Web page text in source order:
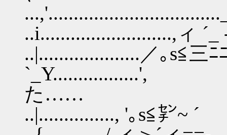
..i..........................,
..|....................／｡s≦三
`_Y.................',
た……
..|..............., '｡s≦㌢~